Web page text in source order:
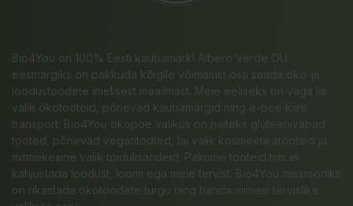
Bio4You on 100% Eesti kaubamärk! Albero Verde OÜ
eesmärgiks on pakkuda kõigile võimalust osa saada öko-ja
loodustoodete imelisest maailmast. Meie eeliseks on väga lai
valik ökotooteid, põnevad kaubamärgid ning e-poe kiire
transport. Bio4You ökopoe valikus on näiteks gluteenivabad
tooted, põnevad vegantooted, lai valik kosmeetikatooteid ja
mitmekesine valik toidulisandeid. Pakume tooteid mis ei
kahjustada loodust, loomi ega meie tervist. Bio4You missiooniks
on rikastada ökotoodete turgu ning harida inimesi tervislike